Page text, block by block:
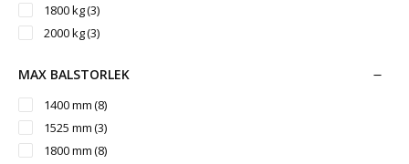
1800 kg(3)
2000 kg(3)
MAX BALSTORLEK
1400 mm(8)
1525 mm(3)
1800 mm(8)